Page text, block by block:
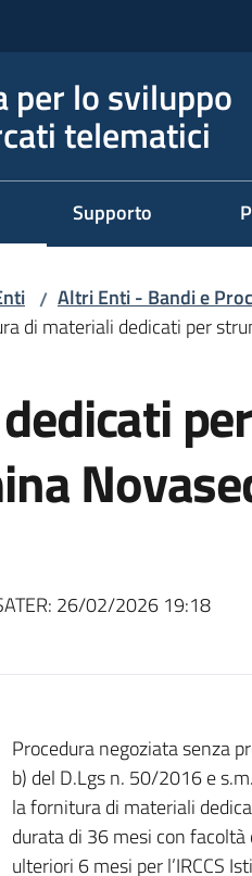
per lo sviluppo
telematici
Supporto
/ Altri Enti - Bandi e
di materiali dedicati per
per
26/02/2026 19:18
Dati del bando
Procedura negoziata senza
b) del D.Lgs n. 50/2016 e
la fornitura di materiali
durata di 36 mesi con
ulteriori 6 mesi per l’IRCCS